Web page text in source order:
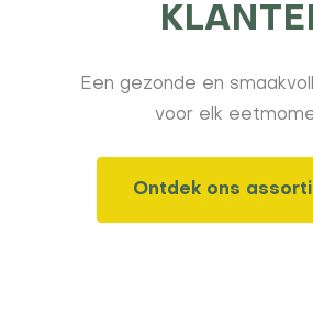
Een gezonde en
voor elk
Ontdek ons